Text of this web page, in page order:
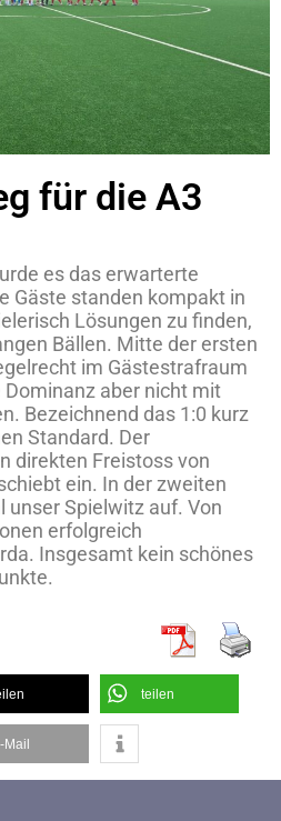
für die A3
es das erwarterte
Gäste standen kompakt in
Lösungen zu finden,
Bällen. Mitte der ersten
im Gästestrafraum
aber nicht mit
Bezeichnend das 1:0 kurz
Standard. Der
direkten Freistoss von
ein. In der zweiten
Spielwitz auf. Von
erfolgreich
Insgesamt kein schönes
teilen
Mail